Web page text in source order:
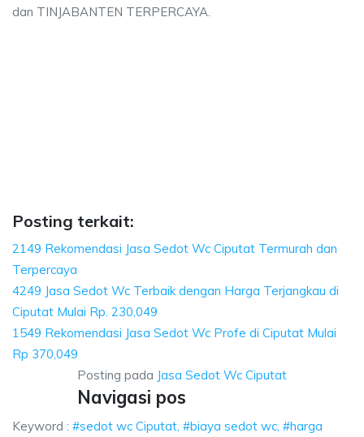
dan TINJABANTEN TERPERCAYA.
Posting terkait:
2149 Rekomendasi Jasa Sedot Wc Ciputat Termurah dan
Terpercaya
4249 Jasa Sedot Wc Terbaik dengan Harga Terjangkau di
Ciputat Mulai Rp. 230,049
1549 Rekomendasi Jasa Sedot Wc Profe di Ciputat Mulai
Rp 370,049
Posting pada Jasa Sedot Wc Ciputat
Navigasi pos
Keyword : #sedot wc Ciputat, #biaya sedot wc, #harga